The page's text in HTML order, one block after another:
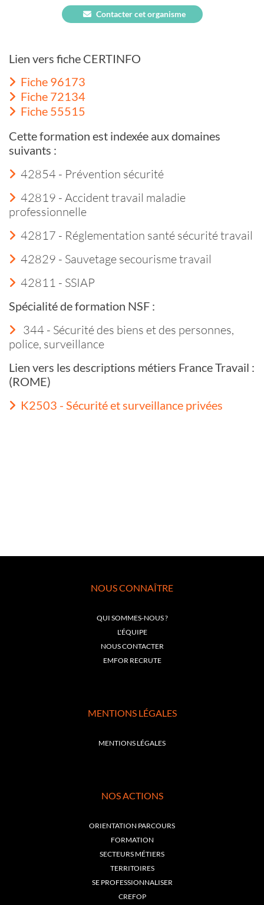
Contacter cet organisme
Lien vers fiche CERTINFO
Fiche 96173
Fiche 72134
Fiche 55515
Cette formation est indexée aux domaines
suivants :
42854 - Prévention sécurité
42819 - Accident travail maladie
professionnelle
42817 - Réglementation santé sécurité travail
42829 - Sauvetage secourisme travail
42811 - SSIAP
Spécialité de formation NSF :
344 - Sécurité des biens et des personnes,
police, surveillance
Lien vers les descriptions métiers France Travail :
(ROME)
K2503 - Sécurité et surveillance privées
NOUS CONNAÎTRE
QUI SOMMES-NOUS ?
L'ÉQUIPE
NOUS CONTACTER
EMFOR RECRUTE
MENTIONS LÉGALES
MENTIONS LÉGALES
NOS ACTIONS
ORIENTATION PARCOURS
FORMATION
SECTEURS MÉTIERS
TERRITOIRES
SE PROFESSIONNALISER
CREFOP